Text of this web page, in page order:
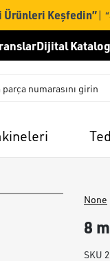
Keşfedin”|
Dijital
None
8
SKU